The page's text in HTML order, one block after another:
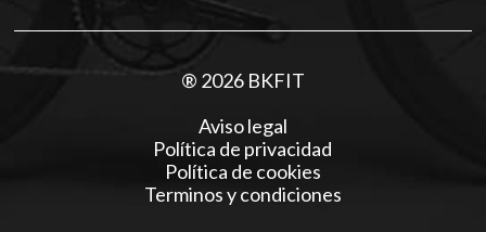
® 2026 BKFIT
Aviso legal
Política de privacidad
Política de cookies
Terminos y condiciones